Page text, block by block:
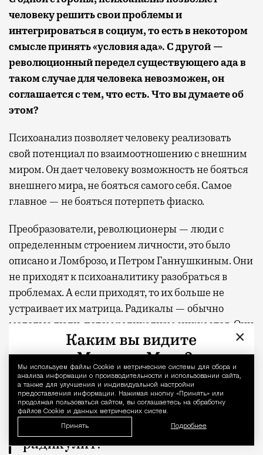
человеку решить свои проблемы и
интегрироваться в социум, то есть в некотором
смысле принять «условия ада». С другой —
революционный передел существующего ада в
таком случае для человека невозможен, он
соглашается с тем, что есть. Что вы думаете об
этом?
Психоанализ позволяет человеку реализовать
свой потенциал по взаимоотношению с внешним
миром. Он дает человеку возможность не бояться
внешнего мира, не бояться самого себя. Самое
главное — не бояться потерпеть фиаско.
Преобразователи, революционеры — люди с
определенным строением личности, это было
описано и Ломброзо, и Петром Ганнушкиным. Они
не приходят к психоаналитику разобраться в
проблемах. А если приходят, то их больше не
устраивает их матрица. Радикалы — обычно
молодые люди, потом радикализм снижается. Они
надевают пиджак и идут в офис. Кто-то не
надевает. Я сам надеваю его очень редко.
Психоанализ не лишает
человека бунтарских порывов.
Их снижают, скорее, подагра и
радикулит.
Уведомление
Мы используем файлы Сookie и метрические системы для сбора и
анализа информации о производительности и использовании сайта,
а также для улучшения и индивидуальной настройки
предоставления информации. Нажимая кнопку «Принять» или
продолжая пользоваться сайтом, вы соглашаетесь на обработку
файлов Cookie и данных метрических систем.
Принять Подробнее
×